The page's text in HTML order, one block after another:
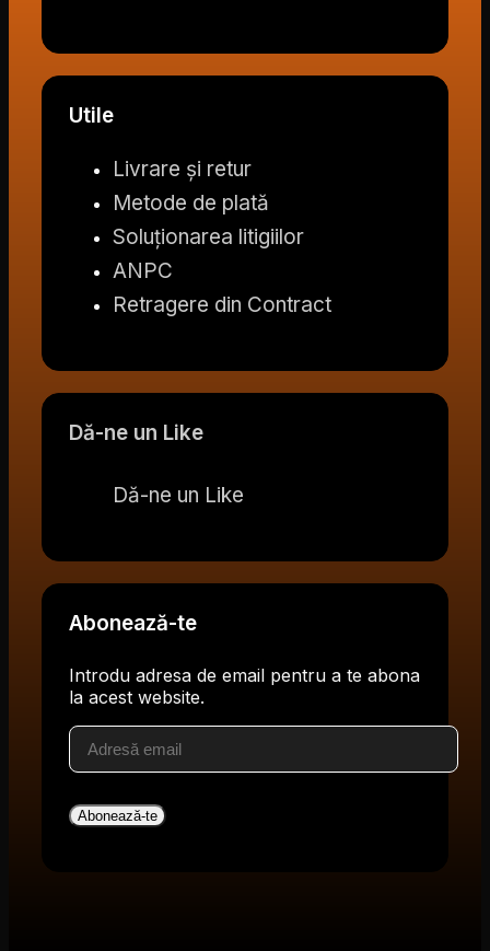
Utile
Livrare și retur
Metode de plată
Soluționarea litigiilor
ANPC
Retragere din Contract
Dă-ne un Like
Dă-ne un Like
Abonează-te
Introdu adresa de email pentru a te abona
la acest website.
Adresă
email
Abonează-te